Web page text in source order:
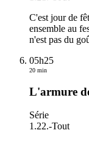
C'est jour de
ensemble au
n'est pas du
05h25
20 min
L'armure
Série
1.22.-Tout